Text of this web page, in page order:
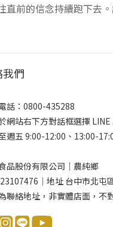
前的信念持續跑下去
們
話：0800-435288
網站右下方對話框選擇
週五 9:00-12:00、13:00-
品股份有限公司｜農純鄉
｜地址 台中市北屯
為聯絡地址，非實體店面，不